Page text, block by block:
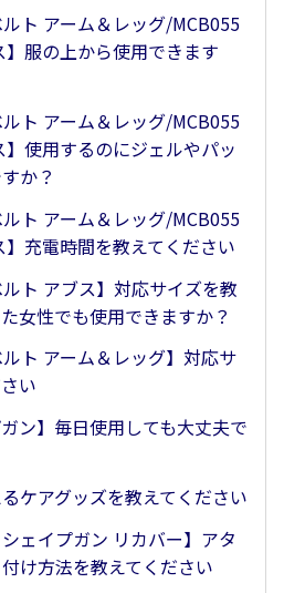
ルト アーム＆レッグ/MCB055
】服の上から使用できます
ルト アーム＆レッグ/MCB055
】使用するのにジェルやパッ
か？
ルト アーム＆レッグ/MCB055
】充電時間を教えてください
ルト アブス】対応サイズを教
女性でも使用できますか？
ルト アーム＆レッグ】対応サ
い
ガン】毎日使用しても大丈夫で
ケアグッズを教えてください
シェイプガン リカバー】アタ
け方法を教えてください